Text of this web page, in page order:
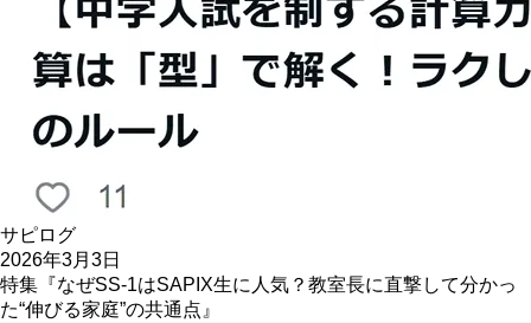
サピログ
2026年3月3日
特集『なぜSS-1はSAPIX生に人気？教室長に直撃して分かっ
た“伸びる家庭”の共通点』